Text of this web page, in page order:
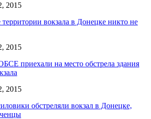
2015
вокзала в Донецке никто не
2015
приехали на место обстрела здания
2015
обстреляли вокзал в Донецке,